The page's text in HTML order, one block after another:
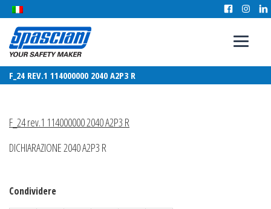
F_24 REV.1 114000000 2040 A2P3 R
F_24 rev.1 114000000 2040 A2P3 R
DICHIARAZIONE 2040 A2P3 R
Condividere